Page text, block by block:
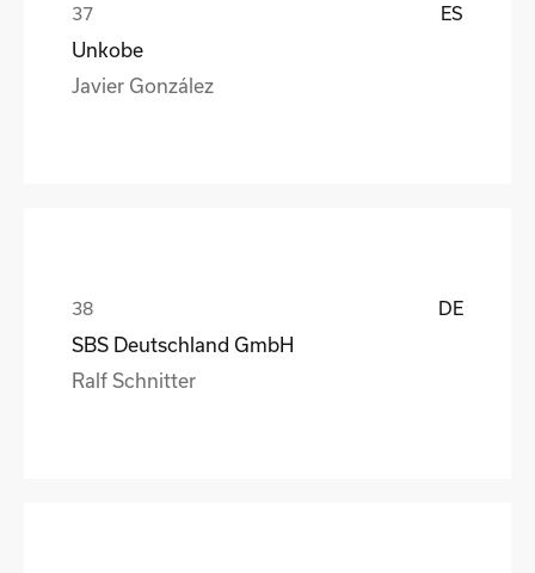
ES
Unkobe
Javier González
DE
SBS Deutschland GmbH
Ralf Schnitter